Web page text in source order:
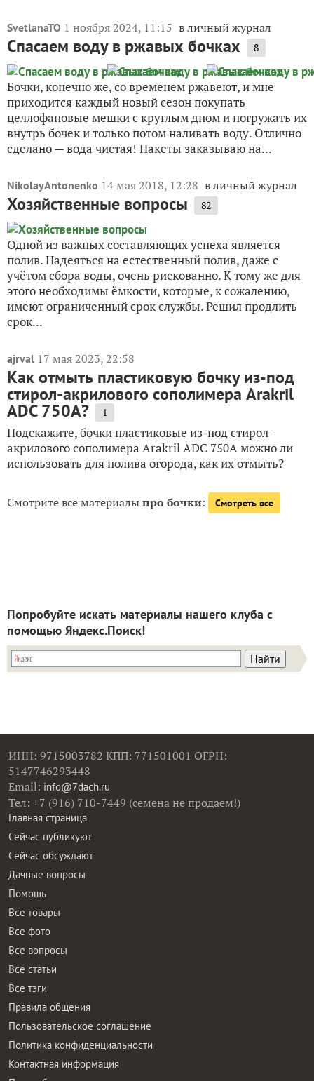
SvetlanaTO 1 ноября 2024, 11:15 в личный журнал
Спасаем воду в ржавых бочках 8
Бочки, конечно же, со временем ржавеют, и мне
приходится каждый новый сезон покупать
целлофановые мешки с круглым дном и погружать их
внутрь бочек и только потом наливать воду. Отлично
сделано — вода чистая! Пакеты заказываю на...
NikolayAntonenko 14 мая 2018, 12:28 в личный журнал
Хозяйственные вопросы 82
Одной из важных составляющих успеха является
полив. Надеяться на естественный полив, даже с
учётом сбора воды, очень рискованно. К тому же для
этого необходимы ёмкости, которые, к сожалению,
имеют ограниченный срок службы. Решил продлить
срок...
ajrval 17 мая 2023, 22:58
Как отмыть пластиковую бочку из-под
стирол-акрилового сополимера Arakril
ADC 750A? 1
Подскажите, бочки пластиковые из-под стирол-
акрилового сополимера Arakril ADC 750A можно ли
использовать для полива огорода, как их отмыть?
Смотрите все материалыпро бочки: Смотреть все
Попробуйте искать материалы нашего клуба с
помощью Яндекс.Поиск!
ИНН: 9715003782 КПП: 771501001 ОГРН:
5147746293448
Email: info@7dach.ru
Тел: +7 (916) 710-7449 (семена не продаем!)
Главная страница
Сейчас публикуют
Сейчас обсуждают
Дачные вопросы
Помощь
Все товары
Все фото
Все вопросы
Все статьи
Все тэги
Правила общения
Пользовательское соглашение
Политика конфиденциальности
Контактная информация